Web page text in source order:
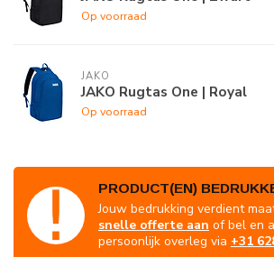
Op voorraad
JAKO
JAKO Rugtas One | Royal
Op voorraad
PRODUCT(EN)
Jouw bedrukking verdient
snelle offerte aan of bel en
persoonlijk overleg via +31